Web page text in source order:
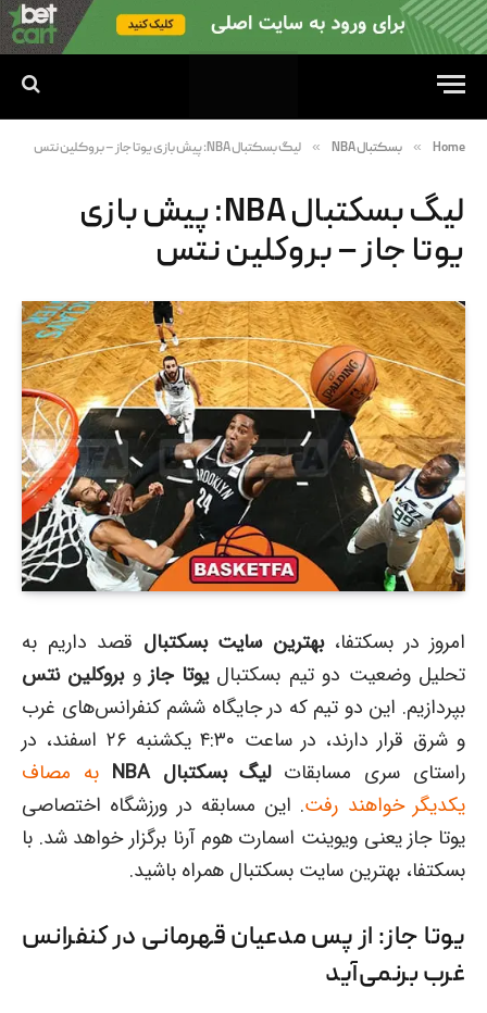
Home
» بسکتبال NBA » لیگ بسکتبال NBA: پیش بازی یوتا جاز – بروکلین نتس
لیگ بسکتبال NBA: پیش بازی
یوتا جاز – بروکلین نتس
امروز در بسکتفا،بهترین سایت بسکتبال قصد داریم به
تحلیل وضعیت دو تیم بسکتبالیوتا جازوبروکلین نتس
بپردازیم. این دو تیم که در جایگاه ششم کنفرانس‌های غرب
و شرق قرار دارند، در ساعت ۴:۳۰ یکشنبه ۲۶ اسفند، در
راستای سری مسابقاتلیگ بسکتبال NBA
به مصاف
یکدیگر خواهند رفت. این مسابقه در ورزشگاه اختصاصی
یوتا جاز یعنی ویوینت اسمارت هوم آرنا برگزار خواهد شد. با
بسکتفا، بهترین سایت بسکتبال همراه باشید.
یوتا جاز: از پس مدعیان قهرمانی در کنفرانس
غرب برنمی‌آید